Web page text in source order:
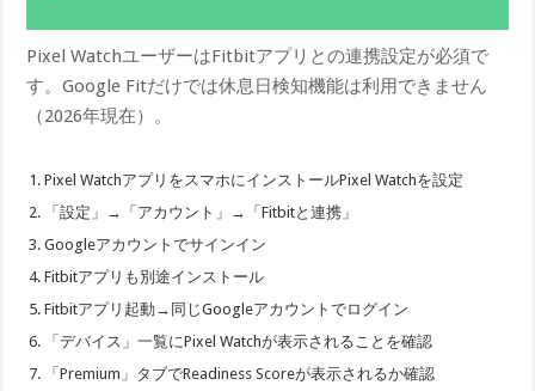
Pixel WatchユーザーはFitbitアプリとの連携設定が必須で
す。Google Fitだけでは休息日検知機能は利用できません
（2026年現在）。
Pixel WatchアプリをスマホにインストールPixel Watchを設定
「設定」→「アカウント」→「Fitbitと連携」
Googleアカウントでサインイン
Fitbitアプリも別途インストール
Fitbitアプリ起動→同じGoogleアカウントでログイン
「デバイス」一覧にPixel Watchが表示されることを確認
「Premium」タブでReadiness Scoreが表示されるか確認